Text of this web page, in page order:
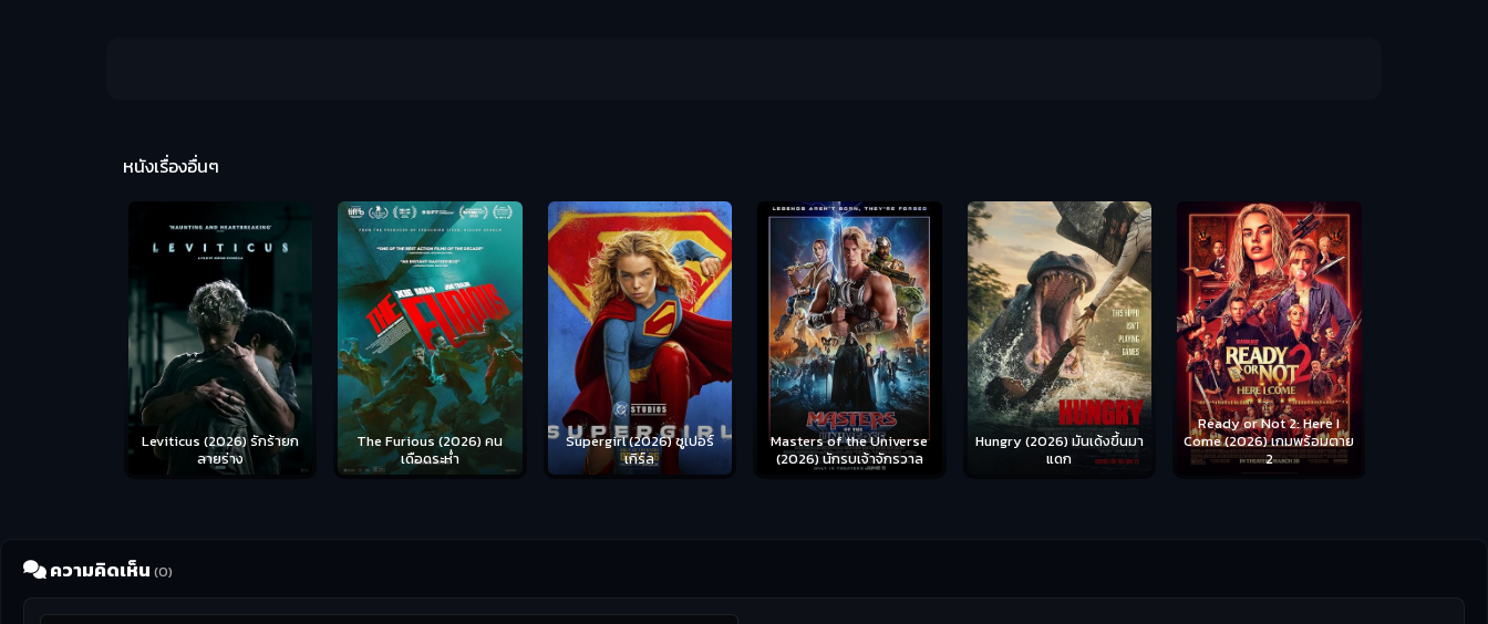
หนังเรื่องอื่นๆ
Leviticus (2026) รักร้ายก
ลายร่าง
The Furious (2026) คน
เดือดระห่ำ
Supergirl (2026) ซูเปอร์
เกิร์ล
Masters of the Universe
(2026) นักรบเจ้าจักรวาล
Hungry (2026) มันเด้งขึ้นมา
แดก
Ready or Not 2: Here I
Come (2026) เกมพร้อมตาย
2
ความคิดเห็น (0)